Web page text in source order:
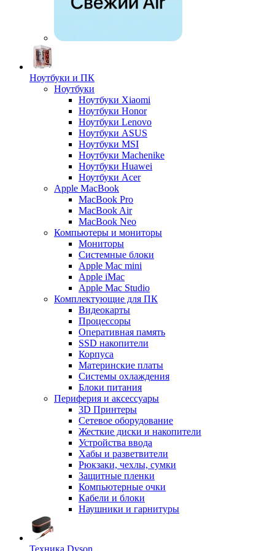
Ноутбуки и ПК
Ноутбуки
Ноутбуки Xiaomi
Ноутбуки Honor
Ноутбуки Lenovo
Ноутбуки ASUS
Ноутбуки MSI
Ноутбуки Machenike
Ноутбуки Huawei
Ноутбуки Acer
Apple MacBook
MacBook Pro
MacBook Air
MacBook Neo
Компьютеры и мониторы
Мониторы
Системные блоки
Apple Mac mini
Apple iMac
Apple Mac Studio
Комплектующие для ПК
Видеокарты
Процессоры
Оперативная память
SSD накопители
Корпуса
Материнские платы
Системы охлаждения
Блоки питания
Периферия и аксессуары
3D Принтеры
Сетевое оборудование
Жесткие диски и накопители
Устройства ввода
Хабы и разветвители
Рюкзаки, чехлы, сумки
Защитные пленки
Компьютерные очки
Кабели и блоки
Наушники и гарнитуры
Техника Dyson